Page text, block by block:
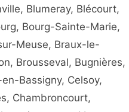
Blumeray, Blécourt,
Bourg-Sainte-Marie,
Meuse, Braux-le-
Brousseval, Bugnières,
Bassigny, Celsoy,
Chambroncourt,